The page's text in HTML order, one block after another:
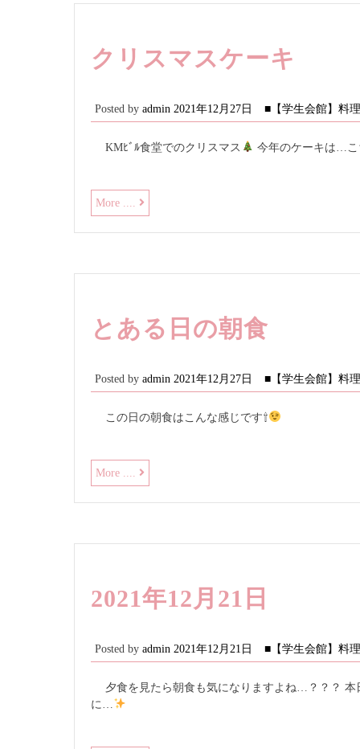
クリスマスケーキ
Posted by admin 2021年12月27日 ■【学生会館】料
KMﾋﾞﾙ食堂でのクリスマス 今年のケーキは…こ
More .... ク
リ
ス
キ
とある日の朝食
Posted by admin 2021年12月27日 ■【学生会館】料
この日の朝食はこんな感じです⇧
More .... と
あ
る
2021年12月21日
Posted by admin 2021年12月21日 ■【学生会館】料
夕食を見たら朝食も気になりますよね…？？？ 本
に…